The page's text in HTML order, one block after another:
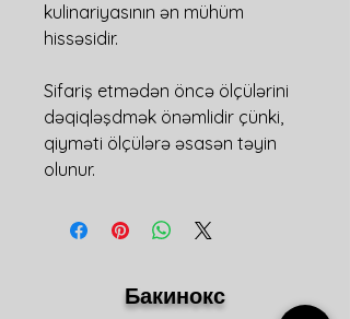
kulinariyasının ən mühüm
hissəsidir.
Sifariş etmədən öncə ölçülərini
dəqiqləşdmək önəmlidir çünki,
qiyməti ölçülərə əsasən təyin
olunur.
Бакинокс